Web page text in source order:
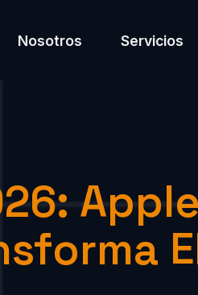
Nosotros Servicios